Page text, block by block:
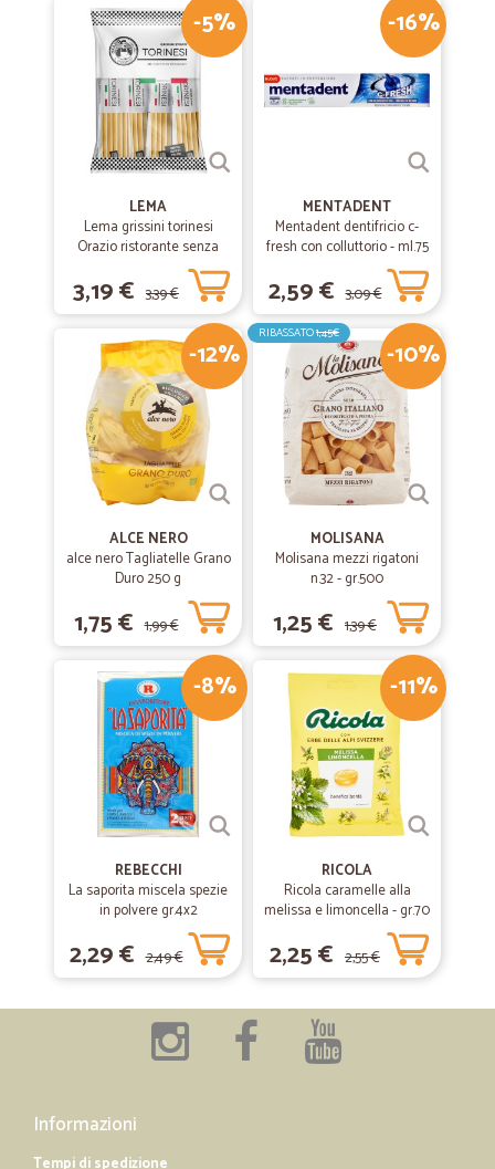
-5%
LEMA
Lema grissini torinesi
Orazio ristorante senza
olio di palma x30 gr.450
3,19 € 3,39 €
-16%
MENTADENT
Mentadent dentifricio c-
fresh con colluttorio - ml.75
2,59 € 3,09 €
-12%
ALCE NERO
alce nero Tagliatelle Grano
Duro 250 g
1,75 € 1,99 €
-10%
RIBASSATO1,45€
MOLISANA
Molisana mezzi rigatoni
n.32 - gr.500
1,25 € 1,39 €
-8%
REBECCHI
La saporita miscela spezie
in polvere gr.4x2
2,29 € 2,49 €
-11%
RICOLA
Ricola caramelle alla
melissa e limoncella - gr.70
2,25 € 2,55 €
Informazioni
Tempi di spedizione